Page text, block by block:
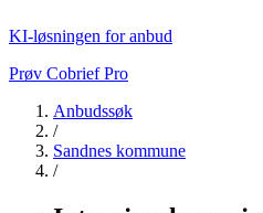
KI-løsningen for anbud
Prøv Cobrief Pro
Anbudssøk
/
Sandnes kommune
/